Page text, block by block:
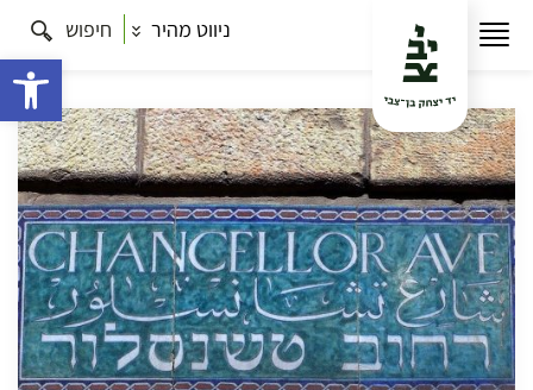
ניווט מהיר חיפוש
ימי הכלניות: היסטוריה, אדריכלות